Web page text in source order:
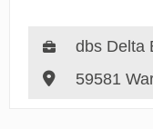
dbs Delta
59581